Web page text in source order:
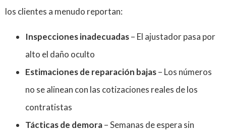
los clientes a menudo reportan:
Inspecciones inadecuadas– El ajustador pasa por
alto el daño oculto
Estimaciones de reparación bajas– Los números
no se alinean con las cotizaciones reales de los
contratistas
Tácticas de demora– Semanas de espera sin